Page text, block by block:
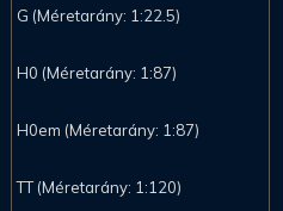
G (Méretarány: 1:22.5)
H0 (Méretarány: 1:87)
H0em (Méretarány: 1:87)
TT (Méretarány: 1:120)